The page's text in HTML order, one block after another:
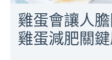
雞蛋會讓人
雞蛋減肥關